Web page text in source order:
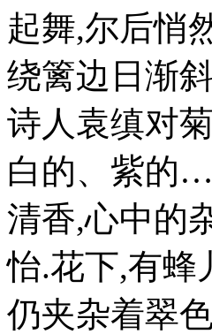
起舞,尔后
绕篱边日渐
诗人袁缜对
白的、紫的
清香,心中的
怡.花下,有蜂
仍夹杂着翠